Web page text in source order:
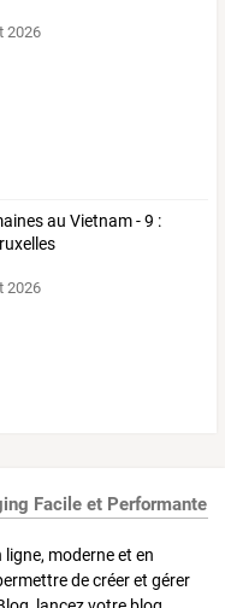
2026
au Vietnam - 9 :
2026
Facile et Performante
moderne et en
de créer et gérer